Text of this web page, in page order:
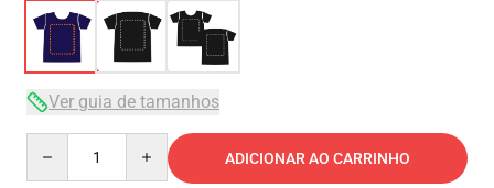
Ver guia de tamanhos
ADICIONAR AO CARRINHO